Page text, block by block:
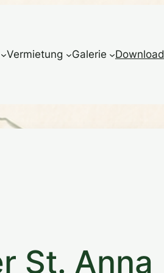
Vermietung Galerie Download
St. Anna